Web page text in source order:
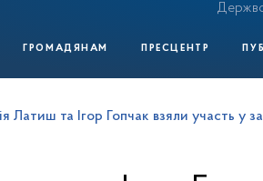
ГРОМАДЯНАМ ПРЕСЦЕНТР
Латиш та Ігор Гопчак взяли участь у